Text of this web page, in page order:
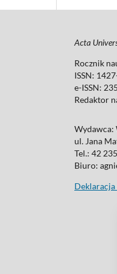
Acta
Rocznik
ISSN:
e-ISSN:
Redaktor
Wydawca:
ul. Jana
Tel.: 42
Biuro: